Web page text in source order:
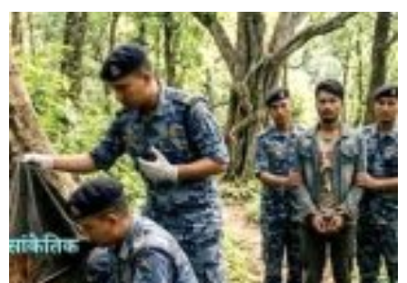
बाँके एसपी अंगुर जिसिको कमान्डमा रहेको प्रहरीले भारतबाट
भन्सार छलिका सामानहरु पक्राउ,